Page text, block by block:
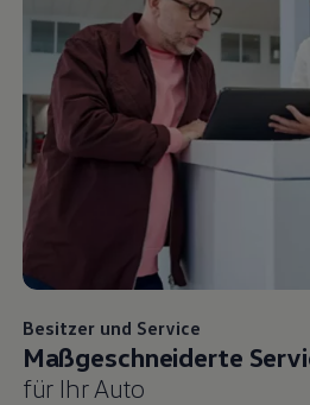
Besitzer und Service
Maßgeschneiderte
für Ihr Auto